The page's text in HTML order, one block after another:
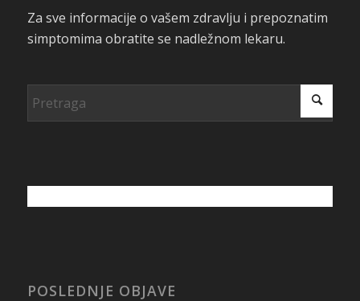
Za sve informacije o vašem zdravlju i prepoznatim
simptomima obratite se nadležnom lekaru.
POSLEDNJE OBJAVE